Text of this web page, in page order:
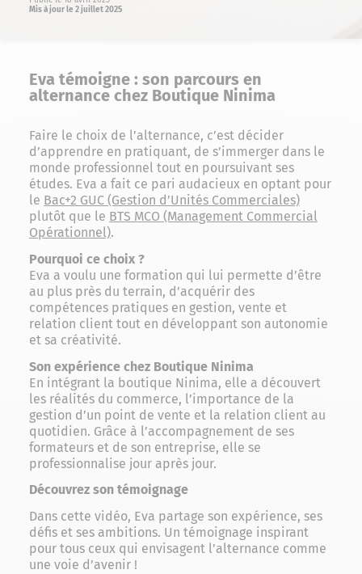
Mis à jour le 2 juillet 2025
Eva témoigne : son parcours en
alternance chez Boutique Ninima
Faire le choix de l’alternance, c’est décider
d’apprendre en pratiquant, de s’immerger dans le
monde professionnel tout en poursuivant ses
études. Eva a fait ce pari audacieux en optant pour
le Bac+2 GUC (Gestion d’Unités Commerciales)
plutôt que le BTS MCO (Management Commercial
Opérationnel).
Pourquoi ce choix ?
Eva a voulu une formation qui lui permette d’être
au plus près du terrain, d’acquérir des
compétences pratiques en gestion, vente et
relation client tout en développant son autonomie
et sa créativité.
Son expérience chez Boutique Ninima
En intégrant la boutique Ninima, elle a découvert
les réalités du commerce, l’importance de la
gestion d’un point de vente et la relation client au
quotidien. Grâce à l’accompagnement de ses
formateurs et de son entreprise, elle se
professionnalise jour après jour.
Découvrez son témoignage
Dans cette vidéo, Eva partage son expérience, ses
défis et ses ambitions. Un témoignage inspirant
pour tous ceux qui envisagent l’alternance comme
une voie d’avenir !